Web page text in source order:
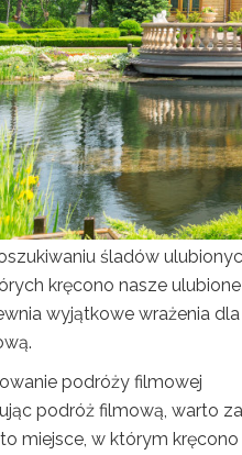
śladów
kręcono nasze
wyjątkowe wrażenia
podróży filmowej
podróż filmową, warto
miejsce, w którym